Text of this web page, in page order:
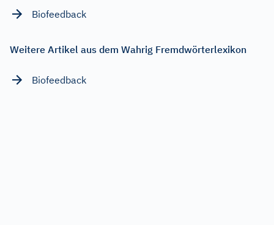
Biofeedback
Weitere Artikel aus dem Wahrig Fremdwörterlexikon
Biofeedback